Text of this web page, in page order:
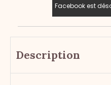
Facebook est
Description